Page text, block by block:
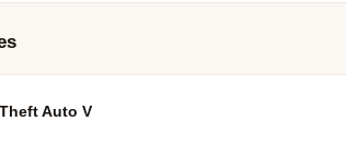
Auto V